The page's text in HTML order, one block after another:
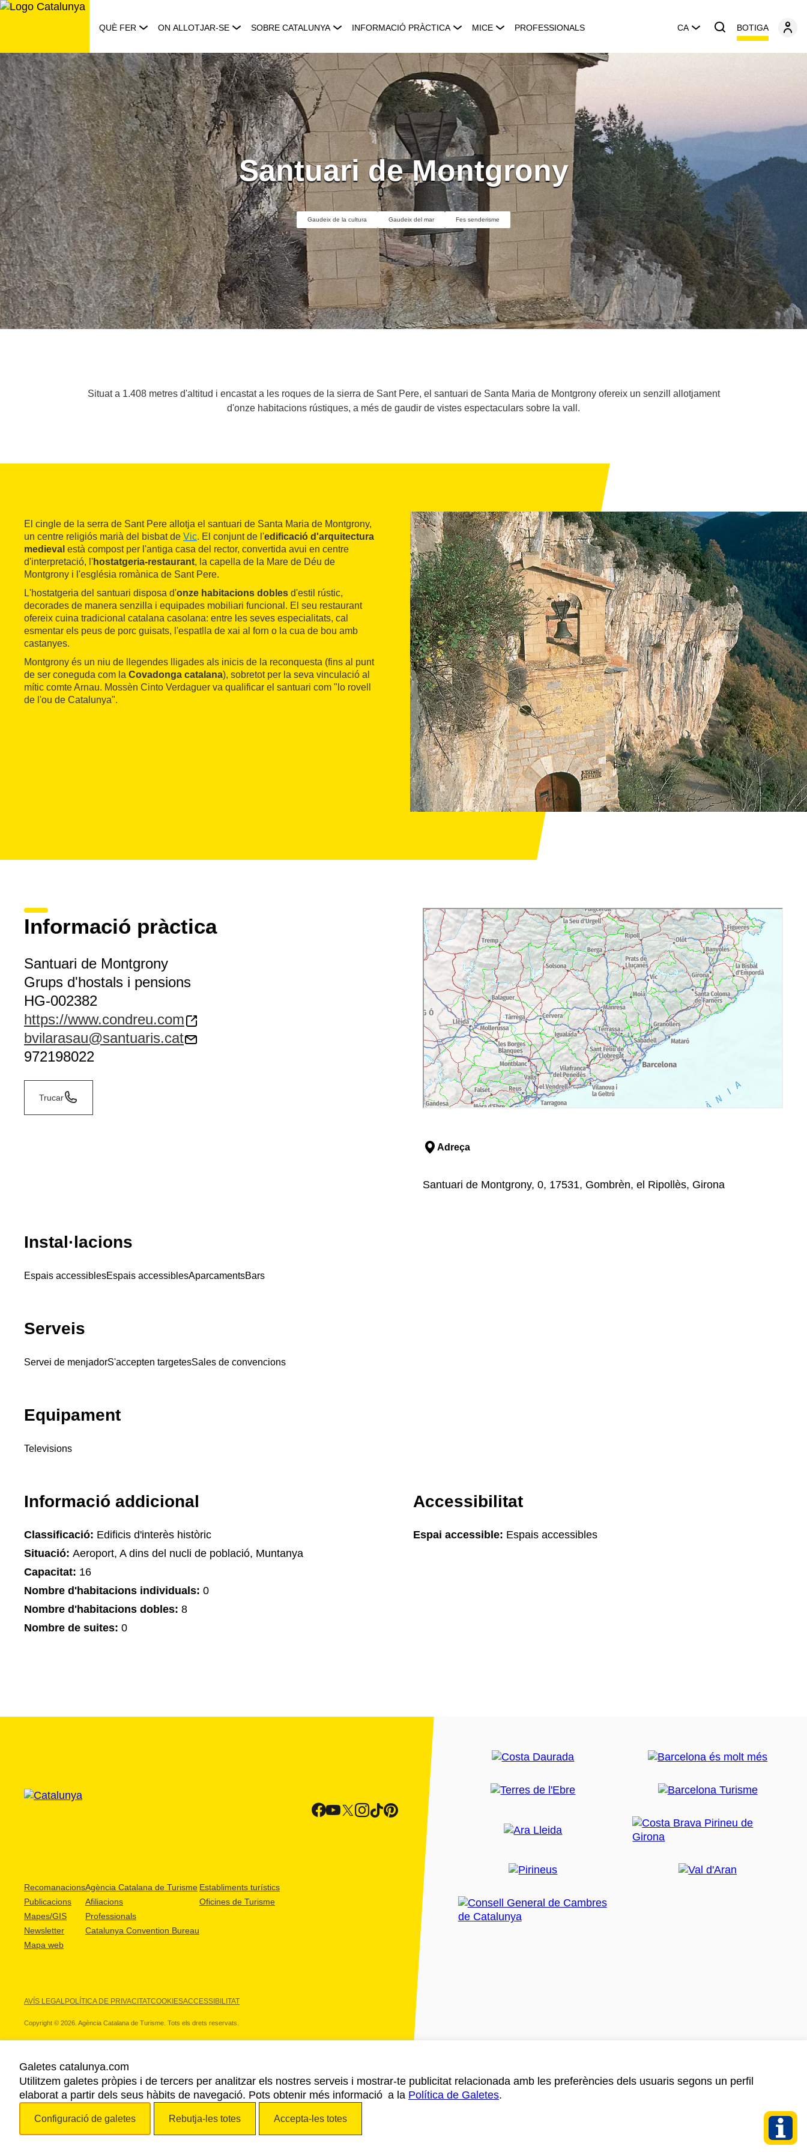
Saltar
QUÈ FER ON ALLOTJAR-SE SOBRE CATALUNYA INFORMACIÓ PRÀCTICA MICE PROFESSIONALS CA BOTIGA
Santuari de Montgrony
Gaudeix de la cultura Gaudeix del mar Fes senderisme
Situat a 1.408 metres d'altitud i encastat a les roques de la sierra de Sant Pere, el santuari de Santa Maria de Montgrony ofereix un senzill allotjament
d'onze habitacions rústiques, a més de gaudir de vistes espectaculars sobre la vall.
El cingle de la serra de Sant Pere allotja el santuari de Santa Maria de Montgrony,
un centre religiós marià del bisbat de Vic. El conjunt de l'edificació d'arquitectura
medieval està compost per l'antiga casa del rector, convertida avui en centre
d'interpretació, l'hostatgeria-restaurant, la capella de la Mare de Déu de
Montgrony i l'església romànica de Sant Pere.
L'hostatgeria del santuari disposa d'onze habitacions dobles d'estil rústic,
decorades de manera senzilla i equipades mobiliari funcional. El seu restaurant
ofereix cuina tradicional catalana casolana: entre les seves especialitats, cal
esmentar els peus de porc guisats, l'espatlla de xai al forn o la cua de bou amb
castanyes.
Montgrony és un niu de llegendes lligades als inicis de la reconquesta (fins al punt
de ser coneguda com la Covadonga catalana), sobretot per la seva vinculació al
mític comte Arnau. Mossèn Cinto Verdaguer va qualificar el santuari com "lo rovell
de l'ou de Catalunya".
Informació pràctica
Santuari de Montgrony
Grups d'hostals i pensions
HG-002382
https://www.condreu.com
bvilarasau@santuaris.cat
972198022
Trucar
Adreça
Santuari de Montgrony, 0, 17531, Gombrèn, el Ripollès, Girona
Instal·lacions
Espais accessiblesEspais accessiblesAparcamentsBars
Serveis
Servei de menjadorS'accepten targetesSales de convencions
Equipament
Televisions
Informació addicional
Classificació: Edificis d'interès històric
Situació: Aeroport, A dins del nucli de població, Muntanya
Capacitat: 16
Nombre d'habitacions individuals: 0
Nombre d'habitacions dobles: 8
Nombre de suites: 0
Accessibilitat
Espai accessible: Espais accessibles
Recomanacions
Publicacions
Mapes/GIS
Newsletter
Mapa web
Agència Catalana de Turisme
Afiliacions
Professionals
Catalunya Convention Bureau
Establiments turístics
Oficines de Turisme
AVÍS LEGALPOLÍTICA DE PRIVACITATCOOKIESACCESSIBILITAT
Copyright © 2026. Agència Catalana de Turisme. Tots els drets reservats.
ELS NOSTRES PARTNERS
Galetes catalunya.com
Utilitzem galetes pròpies i de tercers per analitzar els nostres serveis i mostrar-te publicitat relacionada amb les preferències dels usuaris segons un perfil
elaborat a partir dels seus hàbits de navegació. Pots obtenir més informació a la Política de Galetes.
Configuració de galetes Rebutja-les totes Accepta-les totes